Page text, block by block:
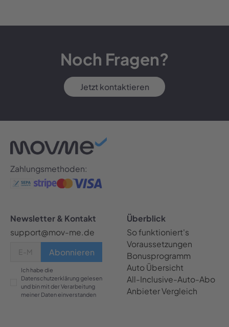
Noch Fragen?
Jetzt kontaktieren
Zahlungsmethoden:
Newsletter & Kontakt
support@mov-me.de
Ich habe die
Datenschutzerklärung gelesen
und bin mit der Verarbeitung
meiner Daten einverstanden
Überblick
So funktioniert's
Voraussetzungen
Bonusprogramm
Auto Übersicht
All-Inclusive-Auto-Abo
Anbieter Vergleich